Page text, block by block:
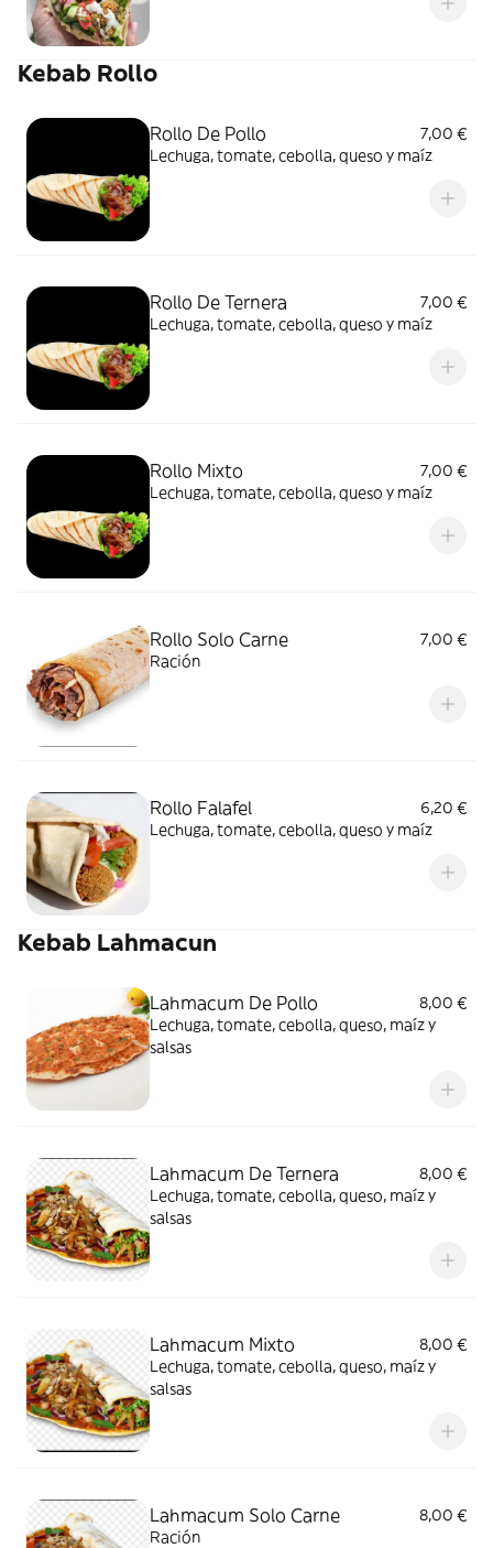
Kebab Rollo
Rollo De Pollo
7,00 €
Lechuga, tomate, cebolla, queso y maíz
Rollo De Ternera
7,00 €
Lechuga, tomate, cebolla, queso y maíz
Rollo Mixto
7,00 €
Lechuga, tomate, cebolla, queso y maíz
Rollo Solo Carne
7,00 €
Ración
Rollo Falafel
6,20 €
Lechuga, tomate, cebolla, queso y maíz
Kebab Lahmacun
Lahmacum De Pollo
8,00 €
Lechuga, tomate, cebolla, queso, maíz y
salsas
Lahmacum De Ternera
8,00 €
Lechuga, tomate, cebolla, queso, maíz y
salsas
Lahmacum Mixto
8,00 €
Lechuga, tomate, cebolla, queso, maíz y
salsas
Lahmacum Solo Carne
8,00 €
Ración